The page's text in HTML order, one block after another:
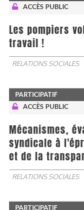
ACCÈS PUBLIC
Les pompiers
travail !
RELATIONS SOCIALES
PARTICIPATIF
ACCÈS PUBLIC
Mécanismes,
syndicale à
et de la
RELATIONS SOCIALES
PARTICIPATIF